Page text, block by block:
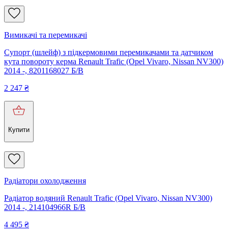
Вимикачі та перемикачі
Супорт (шлейф) з підкермовими перемикачами та датчиком
кута повороту керма Renault Trafic (Opel Vivaro, Nissan NV300)
2014 -, 8201168027 Б/В
2 247 ₴
Купити
Радіатори охолодження
Радіатор водяний Renault Trafic (Opel Vivaro, Nissan NV300)
2014 -, 214104966R Б/В
4 495 ₴